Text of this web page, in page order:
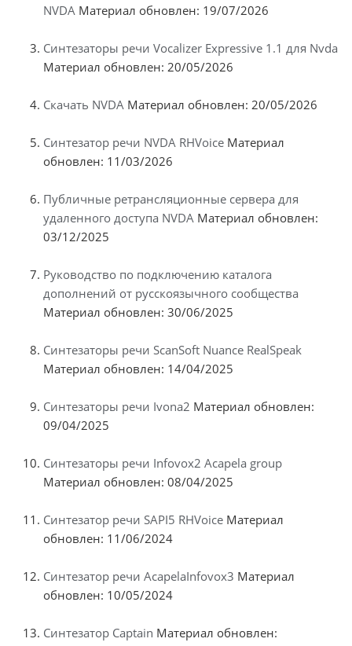
NVDA Материал обновлен: 19/07/2026
Синтезаторы речи Vocalizer Expressive 1.1 для Nvda
Материал обновлен: 20/05/2026
Скачать NVDA Материал обновлен: 20/05/2026
Синтезатор речи NVDA RHVoice Материал
обновлен: 11/03/2026
Публичные ретрансляционные сервера для
удаленного доступа NVDA Материал обновлен:
03/12/2025
Руководство по подключению каталога
дополнений от русскоязычного сообщества
Материал обновлен: 30/06/2025
Синтезаторы речи ScanSoft Nuance RealSpeak
Материал обновлен: 14/04/2025
Синтезаторы речи Ivona2 Материал обновлен:
09/04/2025
Синтезаторы речи Infovox2 Acapela group
Материал обновлен: 08/04/2025
Синтезатор речи SAPI5 RHVoice Материал
обновлен: 11/06/2024
Синтезатор речи AcapelaInfovox3 Материал
обновлен: 10/05/2024
Синтезатор Captain Материал обновлен: